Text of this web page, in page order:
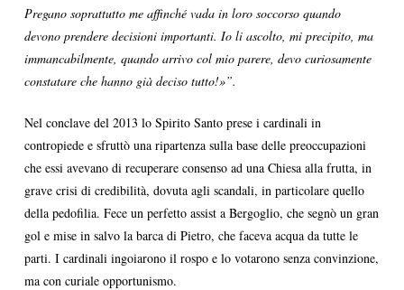
Pregano soprattutto me affinché vada in loro soccorso quando
devono prendere decisioni importanti. Io li ascolto, mi precipito, ma
immancabilmente, quando arrivo col mio parere, devo curiosamente
constatare che hanno già deciso tutto!»”.
Nel conclave del 2013 lo Spirito Santo prese i cardinali in
contropiede e sfruttò una ripartenza sulla base delle preoccupazioni
che essi avevano di recuperare consenso ad una Chiesa alla frutta, in
grave crisi di credibilità, dovuta agli scandali, in particolare quello
della pedofilia. Fece un perfetto assist a Bergoglio, che segnò un gran
gol e mise in salvo la barca di Pietro, che faceva acqua da tutte le
parti. I cardinali ingoiarono il rospo e lo votarono senza convinzione,
ma con curiale opportunismo.